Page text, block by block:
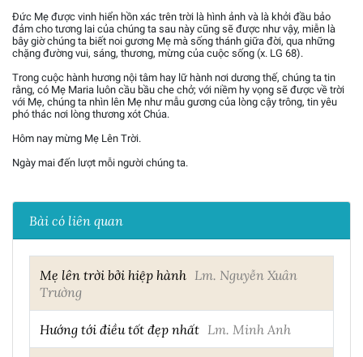
Đức Mẹ được vinh hiển hồn xác trên trời là hình ảnh và là khởi đầu bảo
đảm cho tương lai của chúng ta sau này cũng sẽ được như vậy, miễn là
bây giờ chúng ta biết noi gương Mẹ mà sống thánh giữa đời, qua những
chặng đường vui, sáng, thương, mừng của cuộc sống (x. LG 68).
Trong cuộc hành hương nội tâm hay lữ hành nơi dương thế, chúng ta tin
rằng, có Mẹ Maria luôn cầu bầu che chở; với niềm hy vọng sẽ được về trời
với Mẹ, chúng ta nhìn lên Mẹ như mẫu gương của lòng cậy trông, tin yêu
phó thác nơi lòng thương xót Chúa.
Hôm nay mừng Mẹ Lên Trời.
Ngày mai đến lượt mỗi người chúng ta.
Bài có liên quan
Mẹ lên trời bởi hiệp hành Lm. Nguyễn Xuân
Trường
Hướng tới điều tốt đẹp nhất Lm. Minh Anh